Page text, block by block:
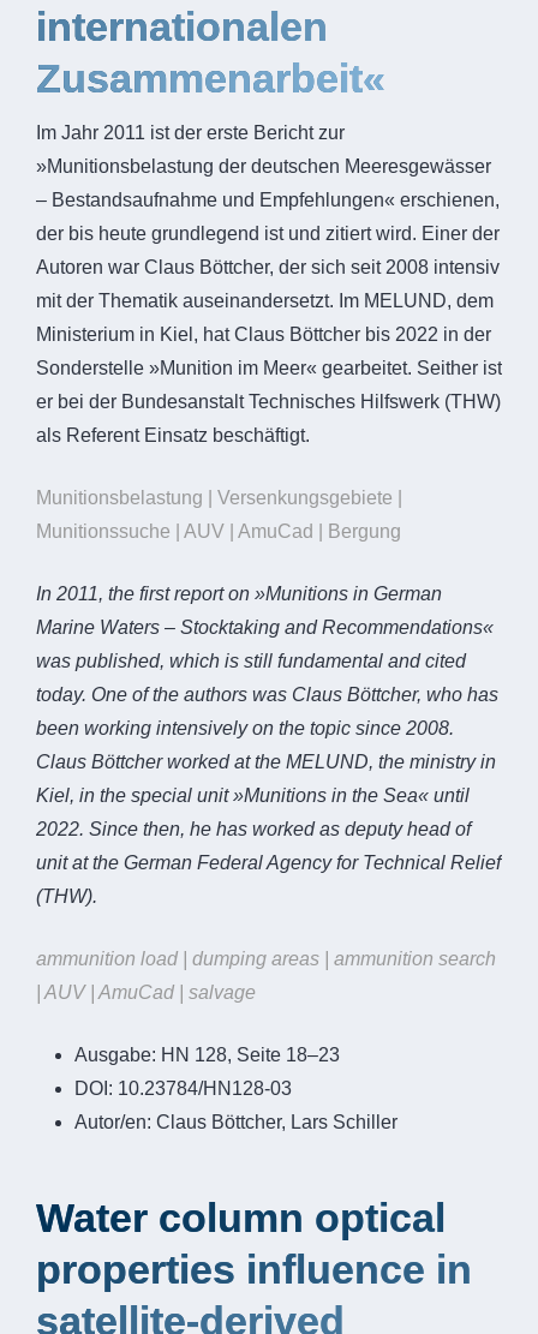
internationalen
Zusammenarbeit«
Im Jahr 2011 ist der erste Bericht zur
»Munitionsbelastung der deutschen Meeresgewässer
– Bestandsaufnahme und Empfehlungen« erschienen,
der bis heute grundlegend ist und zitiert wird. Einer der
Autoren war Claus Böttcher, der sich seit 2008 intensiv
mit der Thematik auseinandersetzt. Im MELUND, dem
Ministerium in Kiel, hat Claus Böttcher bis 2022 in der
Sonderstelle »Munition im Meer« gearbeitet. Seither ist
er bei der Bundesanstalt Technisches Hilfswerk (THW)
als Referent Einsatz beschäftigt.
Munitionsbelastung | Versenkungsgebiete |
Munitionssuche | AUV | AmuCad | Bergung
In 2011, the first report on »Munitions in German
Marine Waters – Stocktaking and Recommendations«
was published, which is still fundamental and cited
today. One of the authors was Claus Böttcher, who has
been working intensively on the topic since 2008.
Claus Böttcher worked at the MELUND, the ministry in
Kiel, in the special unit »Munitions in the Sea« until
2022. Since then, he has worked as deputy head of
unit at the German Federal Agency for Technical Relief
(THW).
ammunition load | dumping areas | ammunition search
| AUV | AmuCad | salvage
Ausgabe: HN 128, Seite 18–23
DOI: 10.23784/HN128-03
Autor/en: Claus Böttcher, Lars Schiller
Water column optical
properties influence in
satellite-derived